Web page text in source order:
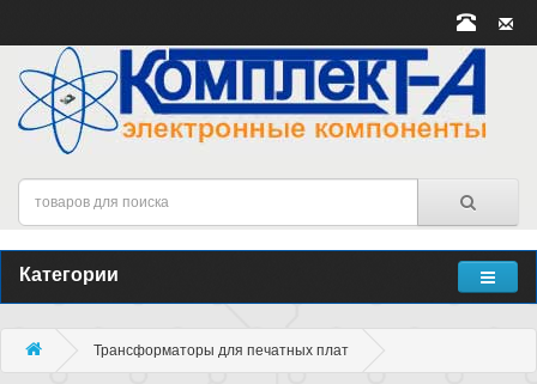
Категории
Трансформаторы для печатных плат